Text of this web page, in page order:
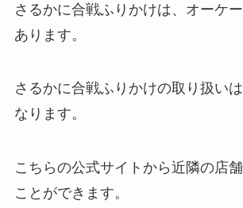
さるかに合戦ふりかけは、オーケ
あります。
さるかに合戦ふりかけの取り扱い
なります。
こちらの公式サイトから近隣の店
ことができます。